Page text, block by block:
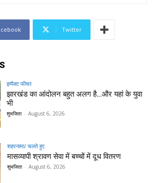
Twitter
इम्पैक्ट फीचर
झारखंड का आंदोलन बहुत अलग है…और यहां के युवा
भी
शुभजिता - August 6, 2026
शहरनामा/ चलते हुए
मासव्यापी श्रावण सेवा में बच्चों में दूध वितरण
शुभजिता - August 6, 2026